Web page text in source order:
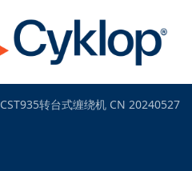
CST935转台式缠绕机 CN 20240527